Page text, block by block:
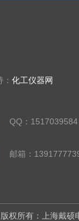
化工仪器网
QQ：1517039584
权所有：上海戴